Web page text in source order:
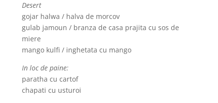
Desert
gojar halwa / halva de morcov
gulab jamoun / branza de casa prajita cu sos de
miere
mango kulfi / inghetata cu mango
In loc de paine:
paratha cu cartof
chapati cu usturoi